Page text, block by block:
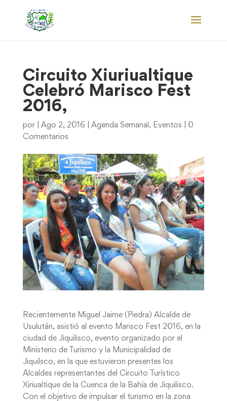
Circuito Xiuriualtique
Celebró Marisco Fest
2016,
por Ago 2, 2016 Agenda Semanal , Eventos
0
Comentarios
Recientemente Miguel Jaime (Piedra) Alcalde de
Usulután, asistió al evento Marisco Fest 2016, en la
ciudad de Jiquilisco, evento organizado por el
Ministerio de Turismo y la Municipalidad de
Jiquilsco, en la que estuvieron presentes los
Alcaldes representantes del Circuito Turístico
Xiriualtique de la Cuenca de la Bahía de Jiquilisco.
Con el objetivo de impulsar el turismo en la zona